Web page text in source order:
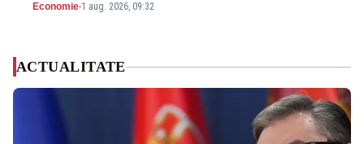
Economie-1 aug. 2026, 09:32
ACTUALITATE